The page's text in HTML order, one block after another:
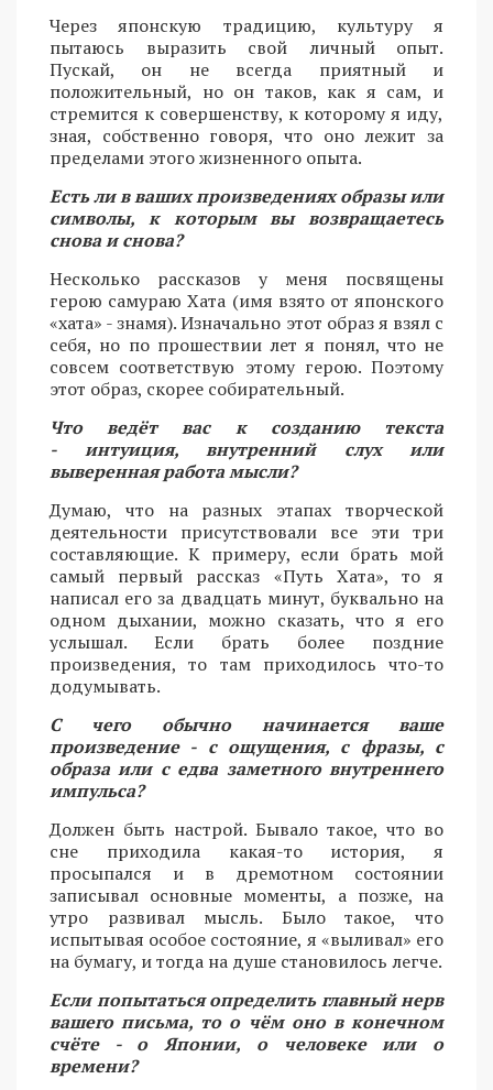
Через японскую традицию, культуру я
пытаюсь выразить свой личный опыт.
Пускай, он не всегда приятный и
положительный, но он таков, как я сам, и
стремится к совершенству, к которому я иду,
зная, собственно говоря, что оно лежит за
пределами этого жизненного опыта.
Есть ли в ваших произведениях образы или
символы, к которым вы возвращаетесь
снова и снова?
Несколько рассказов у меня посвящены
герою самураю Хата (имя взято от японского
«хата» - знамя). Изначально этот образ я взял с
себя, но по прошествии лет я понял, что не
совсем соответствую этому герою. Поэтому
этот образ, скорее собирательный.
Что ведёт вас к созданию текста
- интуиция, внутренний слух или
выверенная работа мысли?
Думаю, что на разных этапах творческой
деятельности присутствовали все эти три
составляющие. К примеру, если брать мой
самый первый рассказ «Путь Хата», то я
написал его за двадцать минут, буквально на
одном дыхании, можно сказать, что я его
услышал. Если брать более поздние
произведения, то там приходилось что-то
додумывать.
С чего обычно начинается ваше
произведение - с ощущения, с фразы, с
образа или с едва заметного внутреннего
импульса?
Должен быть настрой. Бывало такое, что во
сне приходила какая-то история, я
просыпался и в дремотном состоянии
записывал основные моменты, а позже, на
утро развивал мысль. Было такое, что
испытывая особое состояние, я «выливал» его
на бумагу, и тогда на душе становилось легче.
Если попытаться определить главный нерв
вашего письма, то о чём оно в конечном
счёте - о Японии, о человеке или о
времени?